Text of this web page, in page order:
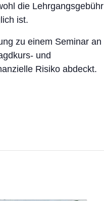
die Lehrgangsgebühr
ist.
zu einem Seminar an
und
Risiko abdeckt.